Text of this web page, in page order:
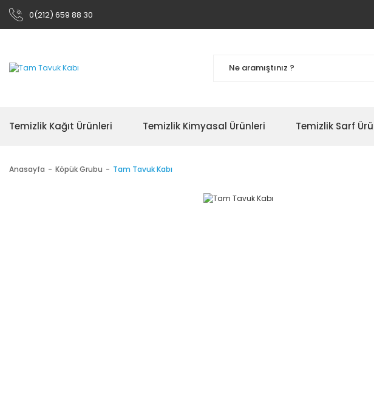
0(212) 659 88 30
Temizlik Kağıt Ürünleri Temizlik Kimyasal Ürünleri Temizlik Sarf
Anasayfa Köpük Grubu Tam Tavuk Kabı